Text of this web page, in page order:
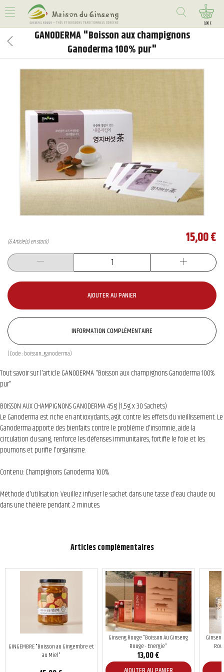
0,00 €
GANODERMA "Boisson aux champignons
Ganoderma 100% pur"
(6 Article(s) en stock) 15,00 €
AJOUTER AU PANIER
INFORMATION COMPLÉMENTAIRE
(Code : boisson_ganoderma)
Tout savoir sur l'article GANODERMA "Boisson aux champignons Ganoderma 100%
pur"
BOISSON AUX CHAMPIGNONS GANODERMA 45g (1,5g x 30 Sachets)
Le Ganoderma est riche en antioxydants, agit contre les effets du vieillissement. Le
Ganoderma apporte des bienfaits contre le problème d'insomnie, aide la
circulation du sang, renforce les défenses immunitaires, fortifie le foie et les
poumons et purifie l'organisme.
Contenu: Champignons Ganoderma 100%
Méthode d'utilisation: Veuillez infuser le sachet dans une tasse d'eau chaude ou
dans une théière pendant 2 minutes.
Articles complémentaires
GINGEMBRE "Boisson au Gingembre et
au Miel"
Ginseng Rouge "Boisson Au Ginseng
Rouge - Energie"
13,00 €